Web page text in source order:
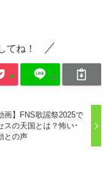
てね！
画】FNS歌謡祭2025で
スの天国とは？怖い･
との声